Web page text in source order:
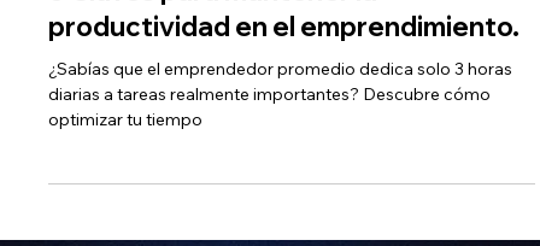
5 Claves para mantener la
productividad en el emprendimiento.
¿Sabías que el emprendedor promedio dedica solo 3 horas